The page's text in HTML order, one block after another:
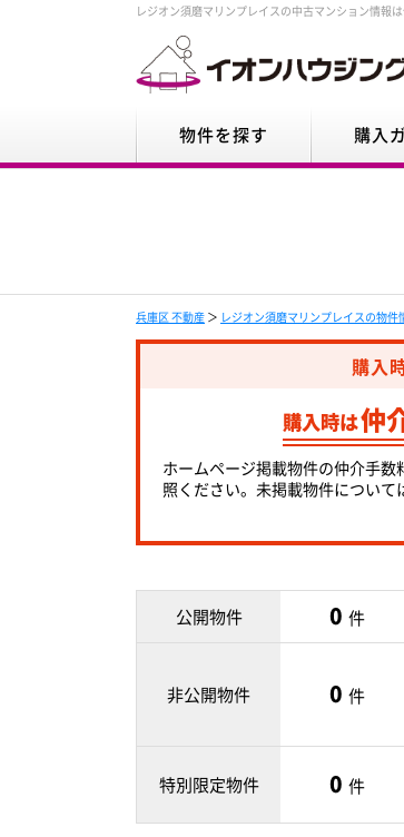
レジオン須磨マリンプレイスの中古マンション情報
物件を探す 購入
兵庫区 不動産 ＞ レジオン須磨マリンプレイスの物件
購入
購入時は仲
ホームページ掲載物件の仲介手
照ください。未掲載物件について
公開物件 0 件
非公開物件 0 件
特別限定物件 0 件